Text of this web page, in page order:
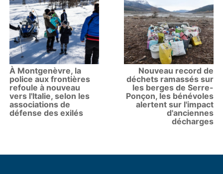
À Montgenèvre, la
police aux frontières
refoule à nouveau
vers l'Italie, selon les
associations de
défense des exilés
Nouveau record de
déchets ramassés sur
les berges de Serre-
Ponçon, les bénévoles
alertent sur l'impact
d'anciennes
décharges